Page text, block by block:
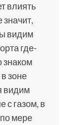
влиять
значит,
видим
где-
знаком
зоне
видим
с газом, в
мере